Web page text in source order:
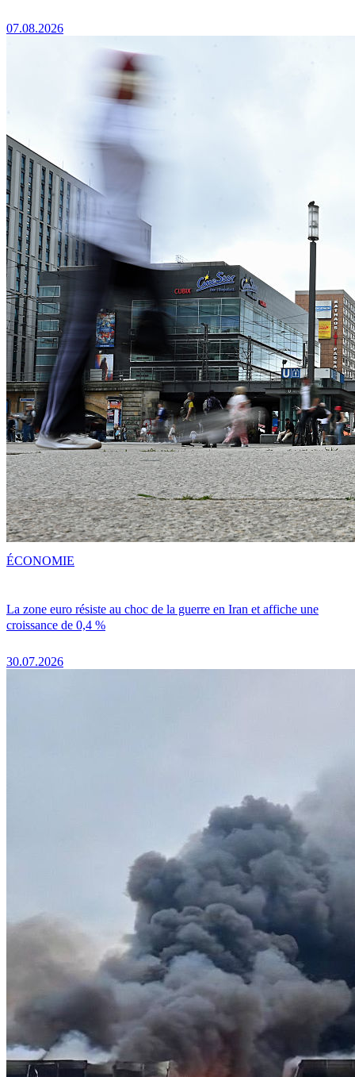
07.08.2026
La zone euro résiste au choc de la guerre en Iran et affiche une
croissance de 0,4 %
30.07.2026
ÉCONOMIE